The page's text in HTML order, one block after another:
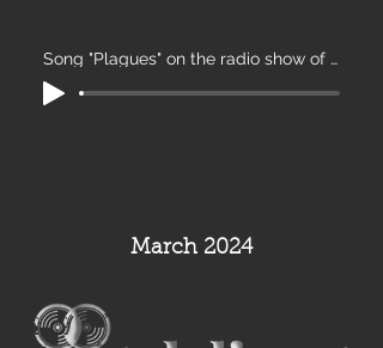
Song "Plagues" on the radio show of Metal Perv TV
March 2024